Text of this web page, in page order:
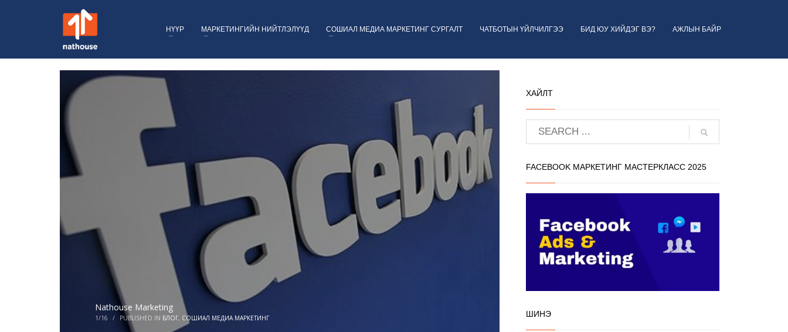
НҮҮР МАРКЕТИНГИЙН НИЙТЛЭЛҮҮД СОШИАЛ МЕДИА МАРКЕТИНГ СУРГАЛТ ЧАТБОТЫН ҮЙЛЧИЛГЭЭ БИД ЮУ ХИЙДЭГ ВЭ? АЖЛЫН БАЙР
Nathouse Marketing
1/16 / PUBLISHED IN БЛОГ, СОШИАЛ МЕДИА МАРКЕТИНГ
ХАЙЛТ
FACEBOOK МАРКЕТИНГ МАСТЕРКЛАСС 2025
ШИНЭ